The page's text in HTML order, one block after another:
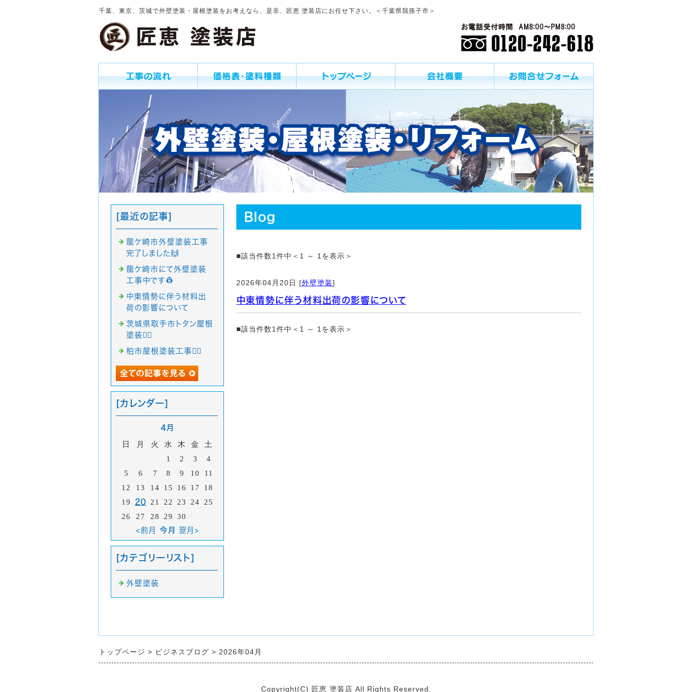
千葉、東京、茨城で外壁塗装・屋根塗装をお考えなら、是非、匠恵 塗装店にお任せ下さい。＜千葉県我孫子市＞
Blog
■該当件数1件中＜1 ～ 1を表示＞
2026年04月20日 [外壁塗装]
中東情勢に伴う材料出荷の影響について
■該当件数1件中＜1 ～ 1を表示＞
[最近の記事]
龍ケ崎市外壁塗装工事
完了しました🙌
龍ケ崎市にて外壁塗装
工事中です👷
中東情勢に伴う材料出
荷の影響について
茨城県取手市トタン屋根
塗装👷‍♂️
柏市屋根塗装工事👷‍♂️
[カレンダー]
4月
日 月 火 水 木 金
土
1
2 3
4
5
6 7 8 9 10
11
12
13 14 15 16 17
18
19
20 21 22 23 24
25
26
27 28 29 30
<前月 今月 翌月>
[カテゴリーリスト]
外壁塗装
トップページ ビジネスブログ 2026年04月
Copyright(C) 匠恵 塗装店 All Rights Reserved.